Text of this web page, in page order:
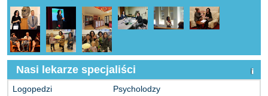
Nasi lekarze specjaliści
Logopedzi
Psycholodzy